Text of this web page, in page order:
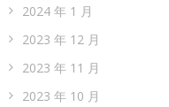
2024 年 1 月
2023 年 12 月
2023 年 11 月
2023 年 10 月